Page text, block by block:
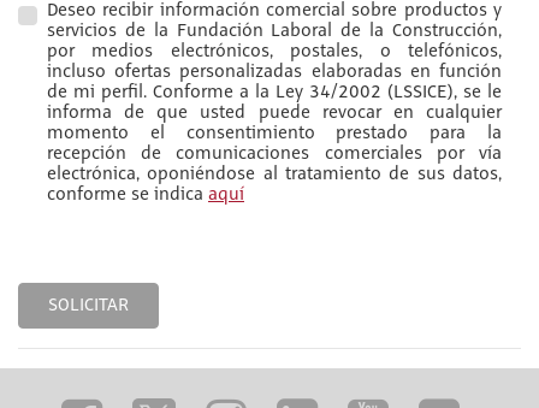
Deseo recibir información comercial sobre productos y
servicios de la Fundación Laboral de la Construcción,
por medios electrónicos, postales, o telefónicos,
incluso ofertas personalizadas elaboradas en función
de mi perfil. Conforme a la Ley 34/2002 (LSSICE), se le
informa de que usted puede revocar en cualquier
momento el consentimiento prestado para la
recepción de comunicaciones comerciales por vía
electrónica, oponiéndose al tratamiento de sus datos,
conforme se indica aquí
SOLICITAR